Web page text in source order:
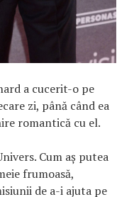
a cucerit-o pe
zi, până când ea
romantică cu el.
Cum aș putea
frumoasă,
de a-i ajuta pe